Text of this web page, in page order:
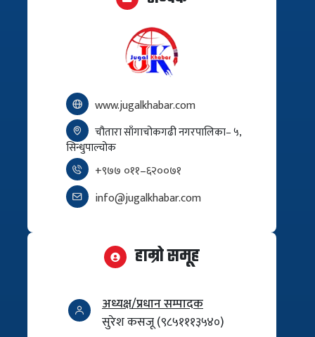
www.jugalkhabar.com
चौतारा साँगाचोकगढी नगरपालिका– ५,
सिन्धुपाल्चोक
+९७७ ०११–६२००७१
info@jugalkhabar.com
हाम्रो समूह
अध्यक्ष/प्रधान सम्पादक
सुरेश कसजू (९८५१११३५४०)